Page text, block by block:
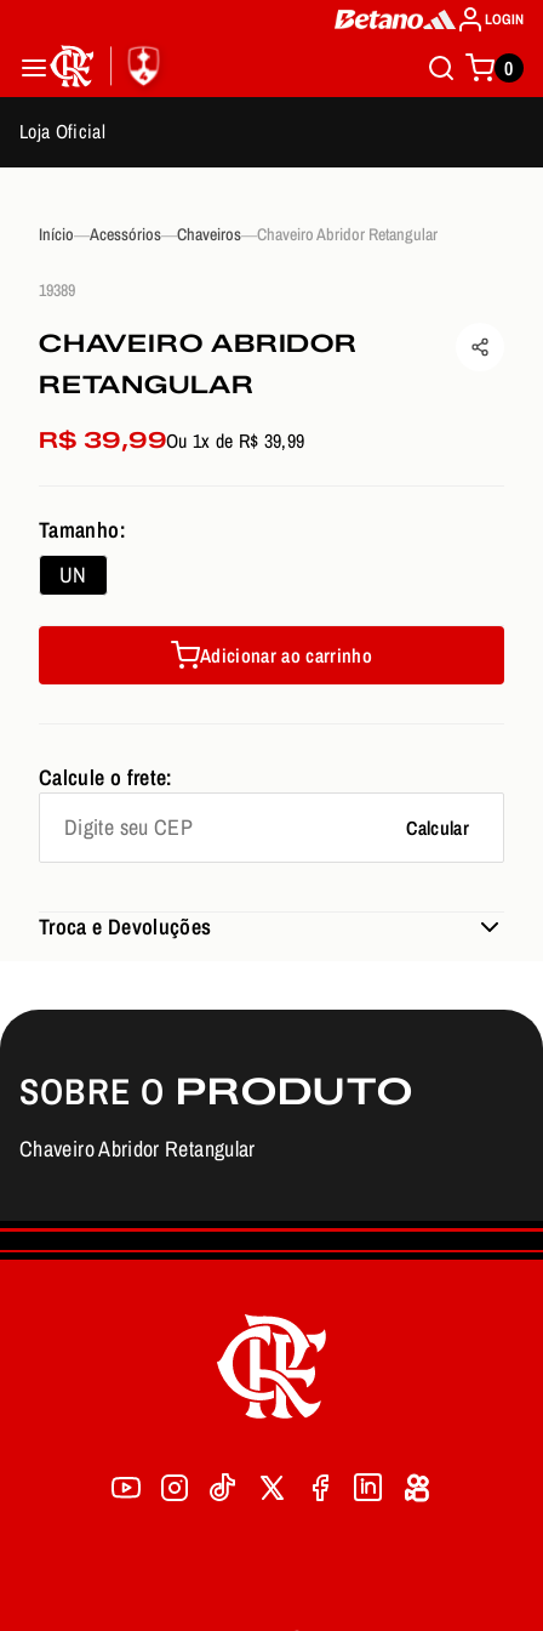
LOGIN
0
Loja Oficial
Início Acessórios Chaveiros Chaveiro Abridor Retangular
19389
CHAVEIRO ABRIDOR
RETANGULAR
R$ 39,99Ou 1x de R$ 39,99
Tamanho:
UN
Adicionar ao carrinho
Calcule o frete:
Calcular
Troca e Devoluções
SOBRE O PRODUTO
Chaveiro Abridor Retangular